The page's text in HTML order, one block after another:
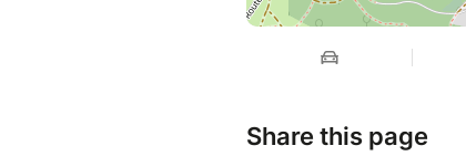
Share this page